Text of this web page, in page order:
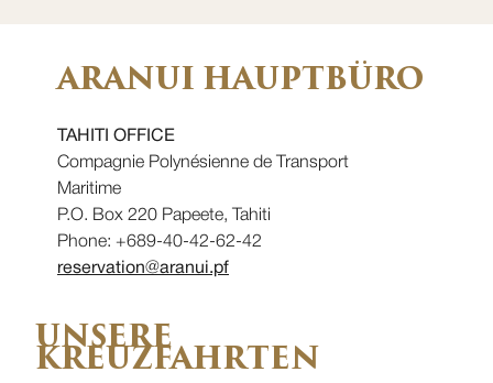
ARANUI HAUPTBÜRO
TAHITI OFFICE
Compagnie Polynésienne de Transport
Maritime
P.O. Box 220 Papeete, Tahiti
Phone: +689-40-42-62-42
reservation@aranui.pf
UNSERE
KREUZFAHRTEN